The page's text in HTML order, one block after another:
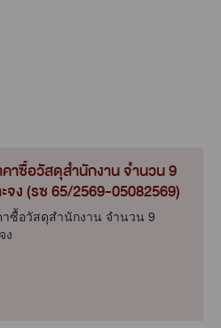
คาซื้อวัสดุสำนักงาน จำนวน 9
จง (รซ 65/2569-05082569)
ซื้อวัสดุสำนักงาน จำนวน 9
ง